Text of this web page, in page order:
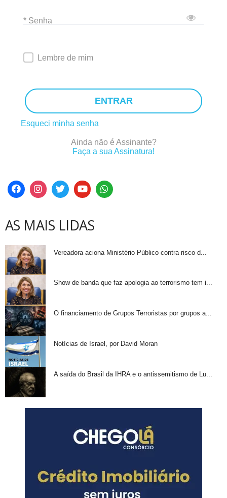
* Senha
Lembre de mim
ENTRAR
Esqueci minha senha
Ainda não é Assinante?
Faça a sua Assinatura!
AS MAIS LIDAS
Vereadora aciona Ministério Público contra risco d...
Show de banda que faz apologia ao terrorismo tem i...
O financiamento de Grupos Terroristas por grupos a...
Notícias de Israel, por David Moran
A saída do Brasil da IHRA e o antissemitismo de Lu...